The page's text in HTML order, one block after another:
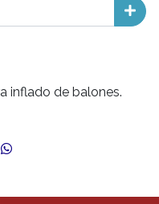
inflado de balones.